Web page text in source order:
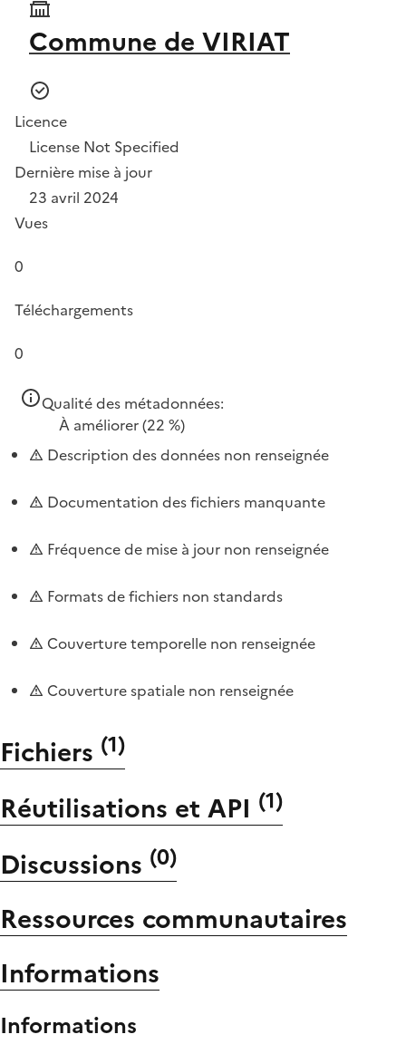
Commune de VIRIAT
Licence
License Not Specified
Dernière mise à jour
23 avril 2024
Vues
0
Téléchargements
0
Qualité des métadonnées:
À améliorer(22 %)
Description des données non renseignée
Documentation des fichiers manquante
Fréquence de mise à jour non renseignée
Formats de fichiers non standards
Couverture temporelle non renseignée
Couverture spatiale non renseignée
Fichiers (1)
Réutilisations et API (1)
Discussions (0)
Ressources communautaires
Informations
Informations